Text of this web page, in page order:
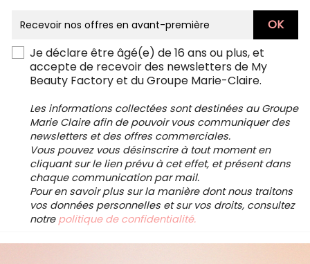
Je déclare être âgé(e) de 16 ans ou plus, et
accepte de recevoir des newsletters de My
Beauty Factory et du Groupe Marie-Claire.
Les informations collectées sont destinées au Groupe
Marie Claire afin de pouvoir vous communiquer des
newsletters et des offres commerciales.
Vous pouvez vous désinscrire à tout moment en
cliquant sur le lien prévu à cet effet, et présent dans
chaque communication par mail.
Pour en savoir plus sur la manière dont nous traitons
vos données personnelles et sur vos droits, consultez
notre politique de confidentialité.